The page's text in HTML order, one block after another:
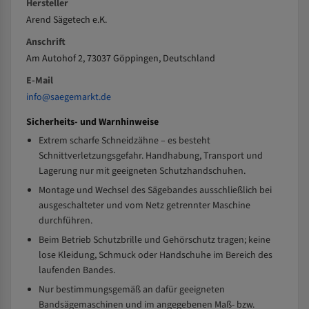
Hersteller
Arend Sägetech e.K.
Anschrift
Am Autohof 2, 73037 Göppingen, Deutschland
E-Mail
info@saegemarkt.de
Sicherheits- und Warnhinweise
Extrem scharfe Schneidzähne – es besteht
Schnittverletzungsgefahr. Handhabung, Transport und
Lagerung nur mit geeigneten Schutzhandschuhen.
Montage und Wechsel des Sägebandes ausschließlich bei
ausgeschalteter und vom Netz getrennter Maschine
durchführen.
Beim Betrieb Schutzbrille und Gehörschutz tragen; keine
lose Kleidung, Schmuck oder Handschuhe im Bereich des
laufenden Bandes.
Nur bestimmungsgemäß an dafür geeigneten
Bandsägemaschinen und im angegebenen Maß- bzw.